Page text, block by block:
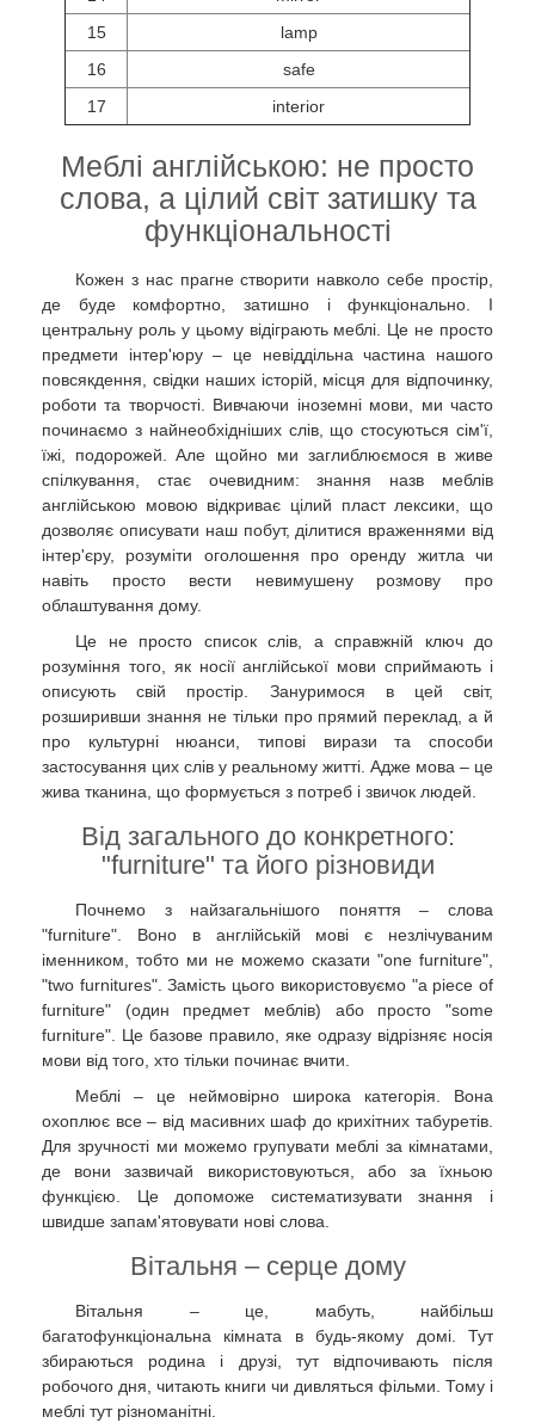
15
lamp
16
safe
17
interior
Меблі англійською: не просто
слова, а цілий світ затишку та
функціональності
Кожен з нас прагне створити навколо себе простір,
де буде комфортно, затишно і функціонально. І
центральну роль у цьому відіграють меблі. Це не просто
предмети інтер'юру – це невіддільна частина нашого
повсякдення, свідки наших історій, місця для відпочинку,
роботи та творчості. Вивчаючи іноземні мови, ми часто
починаємо з найнеобхідніших слів, що стосуються сім'ї,
їжі, подорожей. Але щойно ми заглиблюємося в живе
спілкування, стає очевидним: знання назв меблів
англійською мовою відкриває цілий пласт лексики, що
дозволяє описувати наш побут, ділитися враженнями від
інтер'єру, розуміти оголошення про оренду житла чи
навіть просто вести невимушену розмову про
облаштування дому.
Це не просто список слів, а справжній ключ до
розуміння того, як носії англійської мови сприймають і
описують свій простір. Зануримося в цей світ,
розширивши знання не тільки про прямий переклад, а й
про культурні нюанси, типові вирази та способи
застосування цих слів у реальному житті. Адже мова – це
жива тканина, що формується з потреб і звичок людей.
Від загального до конкретного:
"furniture" та його різновиди
Почнемо з найзагальнішого поняття – слова
"furniture". Воно в англійській мові є незлічуваним
іменником, тобто ми не можемо сказати "one furniture",
"two furnitures". Замість цього використовуємо "a piece of
furniture" (один предмет меблів) або просто "some
furniture". Це базове правило, яке одразу відрізняє носія
мови від того, хто тільки починає вчити.
Меблі – це неймовірно широка категорія. Вона
охоплює все – від масивних шаф до крихітних табуретів.
Для зручності ми можемо групувати меблі за кімнатами,
де вони зазвичай використовуються, або за їхньою
функцією. Це допоможе систематизувати знання і
швидше запам'ятовувати нові слова.
Вітальня – серце дому
Вітальня – це, мабуть, найбільш
багатофункціональна кімната в будь-якому домі. Тут
збираються родина і друзі, тут відпочивають після
робочого дня, читають книги чи дивляться фільми. Тому і
меблі тут різноманітні.